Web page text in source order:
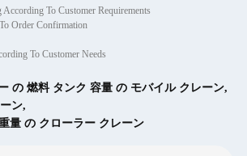
To Customer Requirements
Order Confirmation
To Customer Needs
の 燃料 タンク 容量 の モバイル クレーン,
ン,
量 の クローラー クレーン